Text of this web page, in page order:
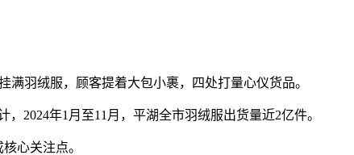
羽绒服，顾客提着大包小裹，四处打量心仪货品。
2024年1月至11月，平湖全市羽绒服出货量近2亿件。
心关注点。